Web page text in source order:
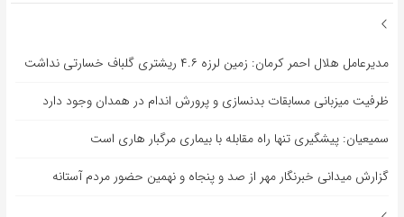
مدیرعامل هلال احمر کرمان: زمین لرزه ۴.۶ ریشتری گلباف خسارتی نداشت
ظرفیت میزبانی مسابقات بدنسازی و پرورش اندام در همدان وجود دارد
سمیعیان: پیشگیری تنها راه مقابله با بیماری مرگبار هاری است
گزارش میدانی خبرنگار مهر از صد و پنجاه و نهمین حضور مردم آستانه